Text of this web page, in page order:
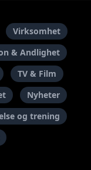
Virksomhet
& Andlighet
TV & Film
Nyheter
og trening